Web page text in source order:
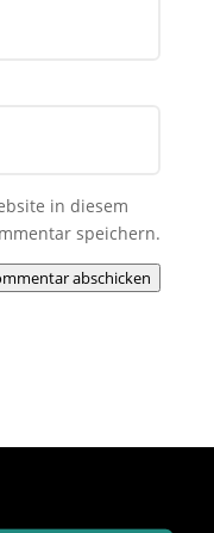
in diesem
speichern.
abschicken